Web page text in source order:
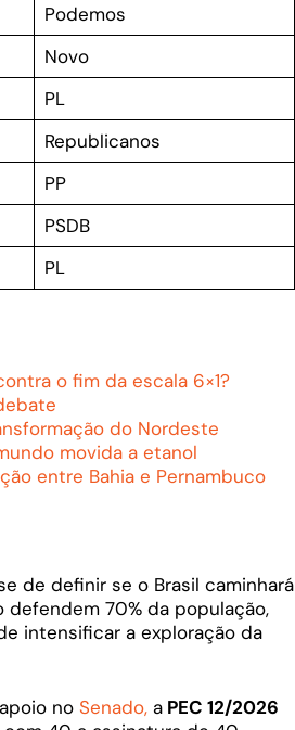
Podemos
Novo
PL
Republicanos
PP
PSDB
PL
o fim da escala 6×1?
do Nordeste
movida a etanol
entre Bahia e Pernambuco
de definir se o Brasil caminhará
70% da população,
intensificar a exploração da
no Senado, a PEC 12/2026